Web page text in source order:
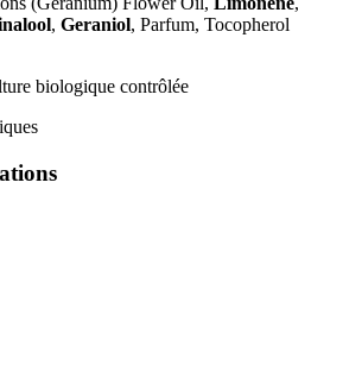
, Geraniol, Parfum, Tocopherol
biologique contrôlée